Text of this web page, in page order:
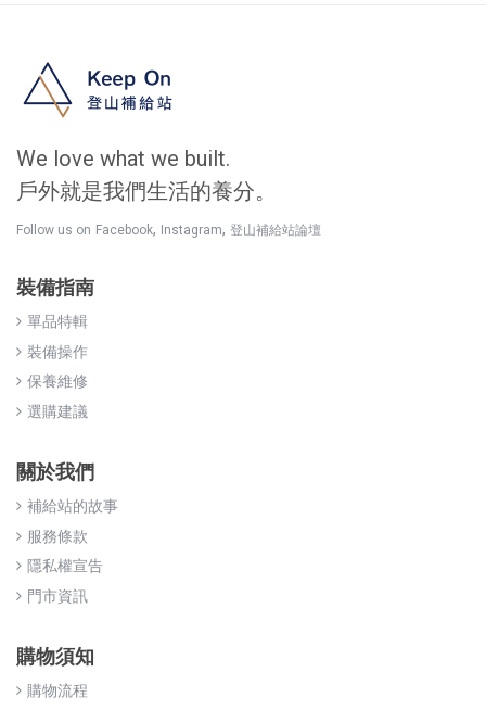
We love what we built.
戶外就是我們生活的養分。
Follow us on Facebook, Instagram, 登山補給站論壇
裝備指南
單品特輯
裝備操作
保養維修
選購建議
關於我們
補給站的故事
服務條款
隱私權宣告
門市資訊
購物須知
購物流程